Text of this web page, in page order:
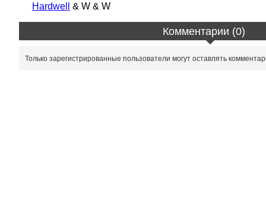
Hardwell
& W & W
Комментарии (0)
Только зарегистрированные пользователи могут оставлять